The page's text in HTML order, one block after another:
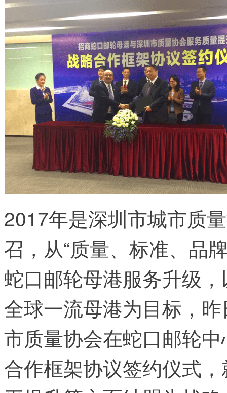
2017年是深圳市城市质
召，从“质量、标准、品
蛇口邮轮母港服务升级
全球一流母港为目标，
市质量协会在蛇口邮轮
合作框架协议签约仪式